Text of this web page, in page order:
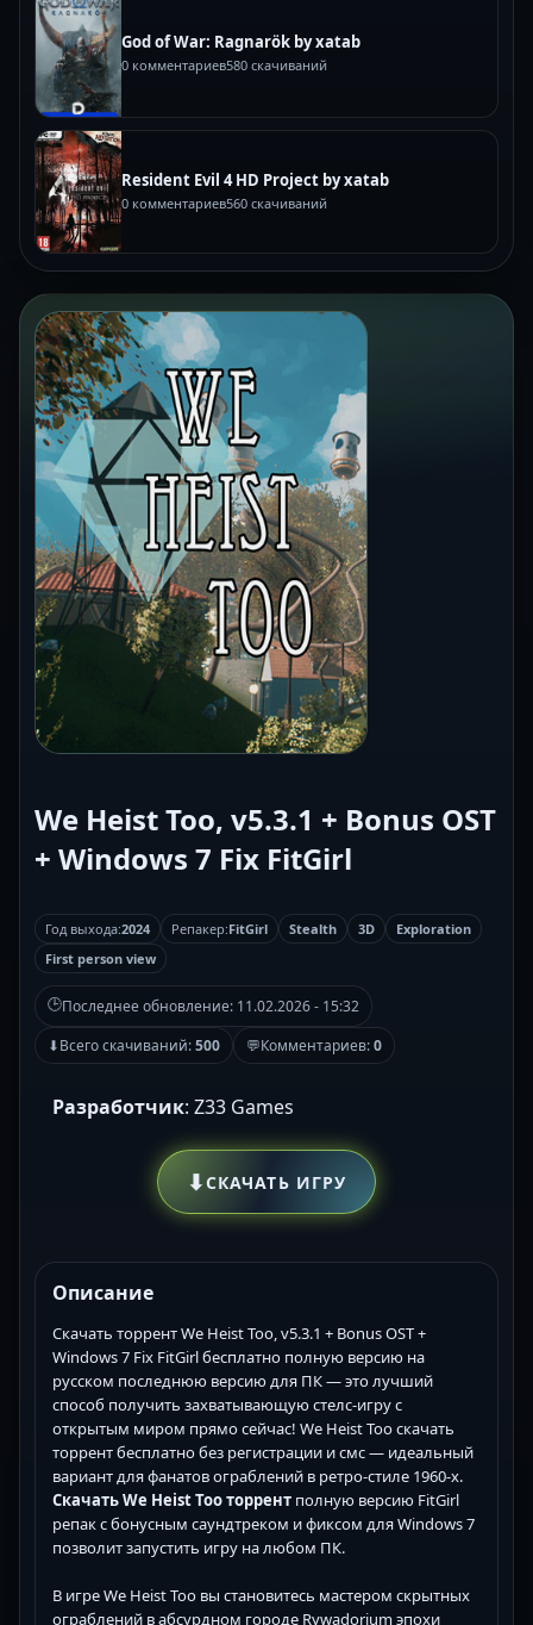
God of War: Ragnarök by xatab
0 комментариев580 скачиваний
Resident Evil 4 HD Project by xatab
0 комментариев560 скачиваний
We Heist Too, v5.3.1 + Bonus OST
+ Windows 7 Fix FitGirl
Год выхода:2024 Репакер:FitGirl Stealth 3D
Exploration
First person view
🕒Последнее обновление: 11.02.2026 - 15:32
⬇Всего скачиваний:500 💬Комментариев:0
Разработчик: Z33 Games
⬇СКАЧАТЬ ИГРУ
Описание
Скачать торрент We Heist Too, v5.3.1 + Bonus OST +
Windows 7 Fix FitGirl бесплатно полную версию на
русском последнюю версию для ПК — это лучший
способ получить захватывающую стелс-игру с
открытым миром прямо сейчас! We Heist Too скачать
торрент бесплатно без регистрации и смс — идеальный
вариант для фанатов ограблений в ретро-стиле 1960-х.
Скачать We Heist Too торрент полную версию FitGirl
репак с бонусным саундтреком и фиксом для Windows 7
позволит запустить игру на любом ПК.
В игре We Heist Too вы становитесь мастером скрытных
ограблений в абсурдном городе Rywadorium эпохи